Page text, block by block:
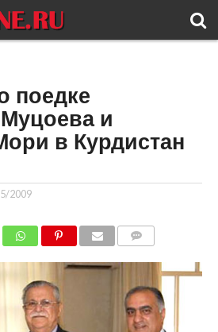
поедке
и
в Курдистан
2009